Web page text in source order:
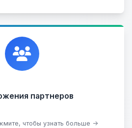
партнеров
чтобы узнать больше →
организациями. Если у
идеи, мы всегда открыты к
партнером